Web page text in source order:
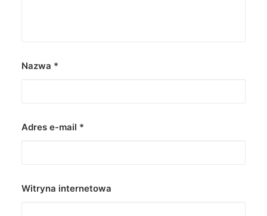
Nazwa *
Adres e-mail *
Witryna internetowa